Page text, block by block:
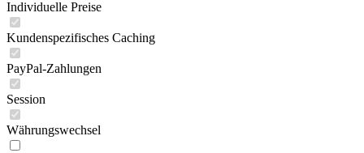
Individuelle Preise
Kundenspezifisches Caching
PayPal-Zahlungen
Session
Währungswechsel